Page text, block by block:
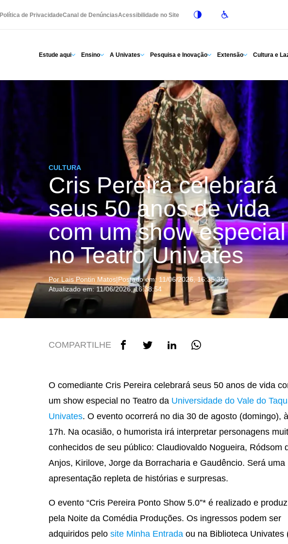
Política de PrivacidadeCanal de DenúnciasAcessibilidade no Site
Estude aqui Ensino A Univates Pesquisa e Inovação Extensão Cultura e
CULTURA
Cris Pereira celebrará
seus 50 anos de vida
com um show especial
no Teatro Univates
Por Lais Pontin Matos|Postado em: 11/06/2026, 16:35:36|
Atualizado em: 11/06/2026, 16:38:54
COMPARTILHE
O comediante Cris Pereira celebrará seus 50 anos de vida
um show especial no Teatro da Universidade do Vale do
Univates. O evento ocorrerá no dia 30 de agosto (domingo),
17h. Na ocasião, o humorista irá interpretar personagens
conhecidos de seu público: Claudiovaldo Nogueira, Ródsom
Anjos, Kirilove, Jorge da Borracharia e Gaudêncio. Será uma
apresentação repleta de histórias e surpresas.
O evento “Cris Pereira Ponto Show 5.0”* é realizado e
pela Noite da Comédia Produções. Os ingressos podem ser
adquiridos pelosite Minha Entrada ou na Biblioteca Univates